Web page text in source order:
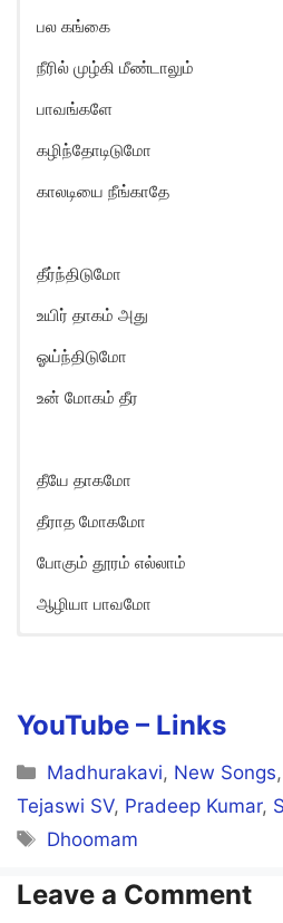
பல கங்கை
நீரில் முழ்கி மீண்டாலும்
பாவங்களே
கழிந்தோடிடுமோ
காலடியை நீங்காதே
தீர்ந்திடுமோ
உயிர் தாகம் அது
ஓய்ந்திடுமோ
உன் மோகம் தீர
தீயே தாகமோ
தீராத மோகமோ
போகும் தூரம் எல்லாம்
ஆழியா பாவமோ
Theeye Dhaahamo
Po-Gum Dhooram Yellam
Azhiya Paavamo
YouTube – Links
Categories
Madhurakavi, New Songs,
Tejaswi SV, Pradeep Kumar,
Tags
Dhoomam
Leave a Comment